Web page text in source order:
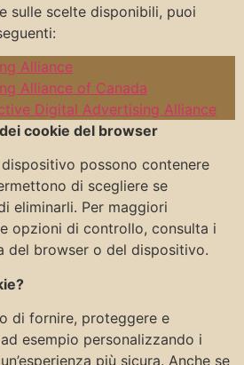
sulle scelte disponibili, puoi
Alliance
Alliance of Canada
Digital Advertising Alliance
cookie del browser
possono contenere
di scegliere se
eliminarli. Per maggiori
opzioni di controllo, consulta i
del browser o del dispositivo.
di fornire, proteggere e
esempio personalizzando i
più sicura. Anche se